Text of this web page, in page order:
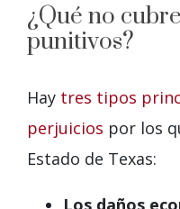
¿Qué no
punitivos?
Hay tres tipos
perjuicios por los
Estado de Texas:
Los daños